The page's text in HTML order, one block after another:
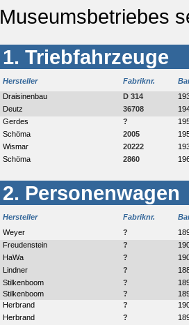
Museumsbetriebes
1. Triebfahrzeuge
Hersteller Fabriknr.
Draisinenbau
D 314
Deutz
36708
Gerdes
?
Schöma
2005
Wismar
20222
Schöma
2860
2. Personenwagen
Hersteller Fabriknr.
Weyer
?
Freudenstein
?
HaWa
?
Lindner
?
Stilkenboom
?
Stilkenboom
?
Herbrand
?
Herbrand
?